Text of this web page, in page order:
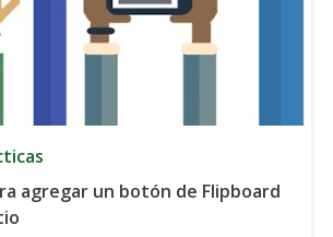
agregar un botón de Flipboard